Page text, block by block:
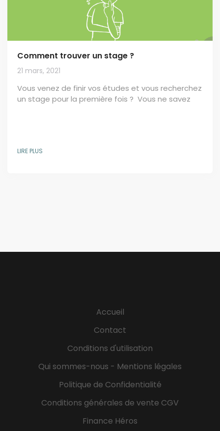
Comment trouver un stage ?
21 mars, 2021
Vous venez de finir vos études et vous recherchez
un stage pour la première fois ? Vous ne savez
des diplômés devient plus concurrentiel. Les
LIRE PLUS
Accueil
Contact
Conditions d'utilisation
Qui sommes-nous - Mentions légales
Politique de Confidentialité
Conditions générales de vente CGV
Finance Héros